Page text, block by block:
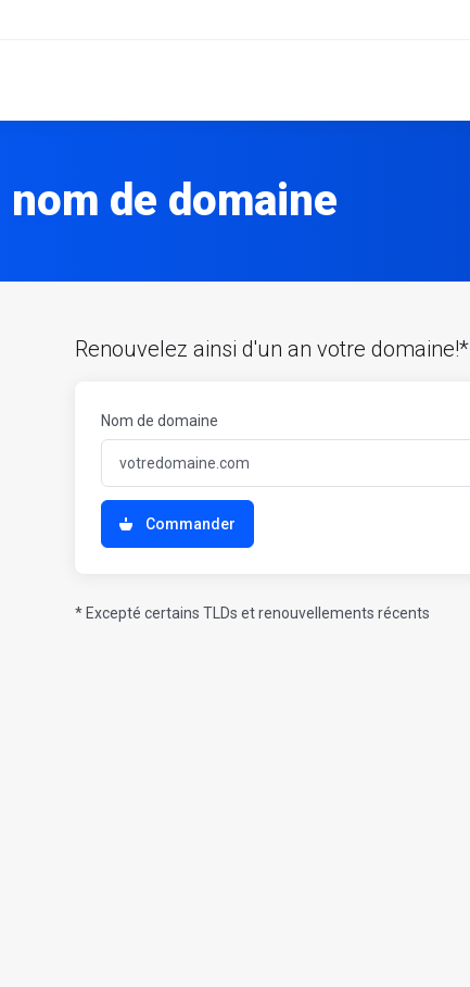
de domaine
Renouvelez ainsi d'un an votre domaine!*
Nom de domaine
Commander
* Excepté certains TLDs et renouvellements récents